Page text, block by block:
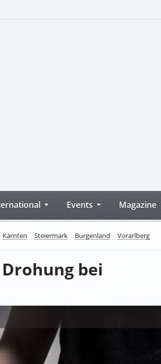
Events Magazine
Kärnten Steiermark Burgenland Vorarlberg
bei